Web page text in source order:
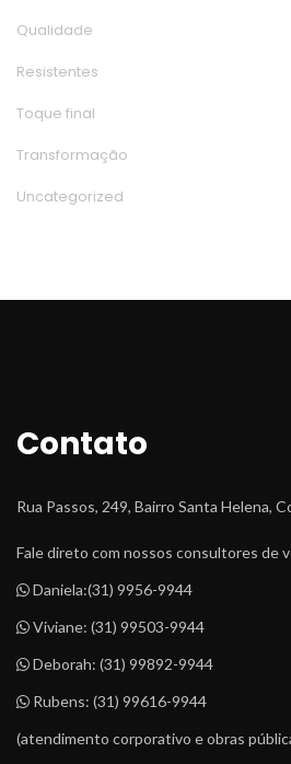
Qualidade
Resistente
Toque final
Transformação
Uncategorized
Contato
Rua Passos, 249, Bairro Santa Helena,
Fale direto com nossos consultores de
Daniela:(31) 9956-9944
Viviane: (31) 99503-9944
Deborah: (31) 99892-9944
Rubens: (31) 99616-9944
(atendimento corporativo e obras